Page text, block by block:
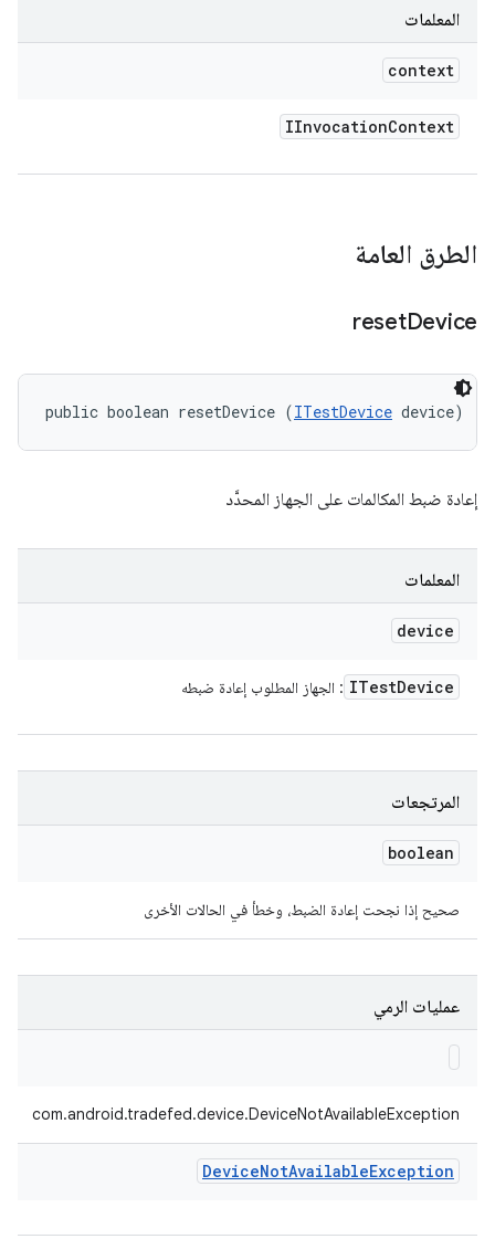
المعلمات
context
IInvocationContext
الطرق العامة
resetDevice
public boolean resetDevice (ITestDevice device)
إعادة ضبط المكالمات على الجهاز المحدَّد
المعلمات
device
ITestDevice : الجهاز المطلوب إعادة ضبطه
المرتجعات
boolean
صحيح إذا نجحت إعادة الضبط، وخطأ في الحالات الأخرى
عمليات الرمي
com.android.tradefed.device.DeviceNotAvailableException
DeviceNotAvailableException